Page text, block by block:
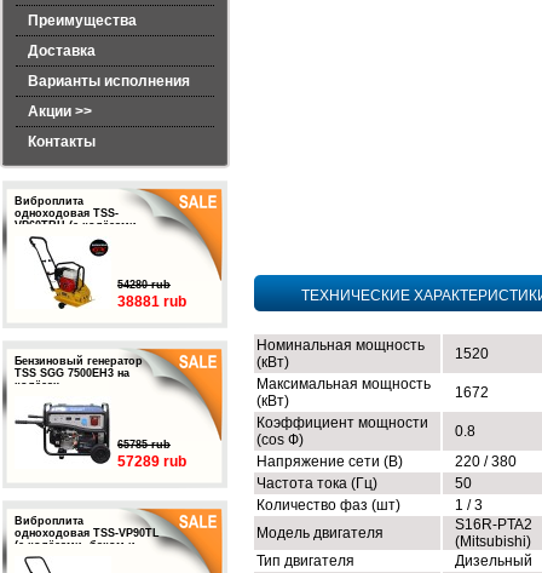
Преимущества
Доставка
Варианты исполнения
Акции >>
Контакты
Виброплита
одноходовая TSS-
VP60TRH (с колёсами,
баком и ковриком)
54280 rub
38881 rub
Бензиновый генератор
TSS SGG 7500EH3 на
колёсах
65785 rub
57289 rub
Виброплита
одноходовая TSS-VP90TL
(с колёсами, баком и
подошвой)
ТЕХНИЧЕСКИЕ
Номинальная мощность
(кВт)
1520
Максимальная мощность
(кВт)
1672
Коэффициент мощности
(cos Ф)
0.8
Напряжение сети (В)
220 / 380
Частота тока (Гц)
50
Количество фаз (шт)
1 / 3
Модель двигателя
S16R-PTA2
(Mitsubishi)
Тип двигателя
Дизельный